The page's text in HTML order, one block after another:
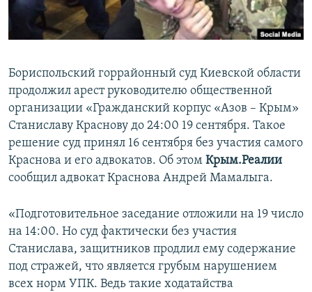
ПОБЕДИТЕЛЕЙ НЕ СУДЯТ?
КРЫМ.НЕПОКОРЕННЫЙ
УКРАИНСКАЯ ПРОБЛЕМА КРЫМА
ПРИСОЕДИНЯЙТЕСЬ!
Все сайты RFE/RL
Бориспольский горрайонный суд Киевской области
продолжил арест руководителю общественной
организации «Гражданский корпус «Азов – Крым»
Станиславу Краснову до 24:00 19 сентября. Такое
решение суд принял 16 сентября без участия самого
Краснова и его адвокатов. Об этом Крым.Реалии
сообщил адвокат Краснова Андрей Мамалыга.
«Подготовительное заседание отложили на 19 число
на 14:00. Но суд фактически без участия
Станислава, защитников продлил ему содержание
под стражей, что является грубым нарушением
всех норм УПК. Ведь такие ходатайства